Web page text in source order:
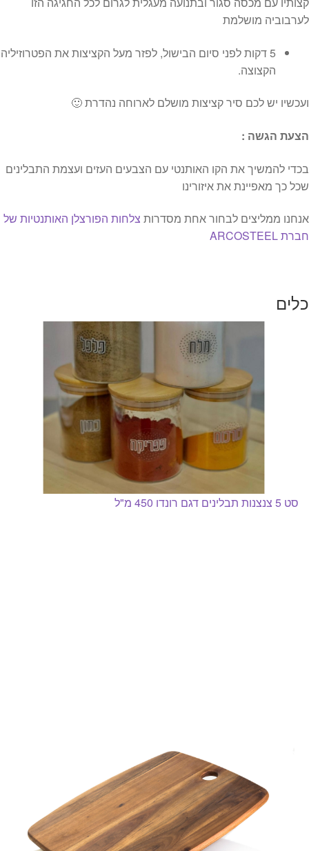
לערבוביה מושלמת
5 דקות לפני סיום הבישול, לפזר מעל הקציצות את הפטרוזיליה
הקצוצה.
ועכשיו יש לכם סיר קציצות מושלם לארוחה נהדרת 🙂
הצעת הגשה :
בכדי להמשיך את הקו האותנטי עם הצבעים העזים ועצמת התבלינים
שכל כך מאפיינת את איזורינו
אנחנו ממליצים לבחור אחת מסדרות צלחות הפורצלן האותנטיות של
חברת ARCOSTEEL
כלים
סט 5 צנצנות תבלינים דגם רונדו 450 מ"ל